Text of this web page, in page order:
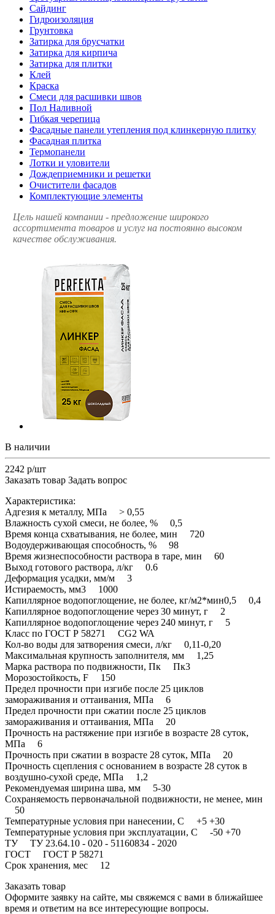
Сайдинг
Гидроизоляция
Грунтовка
Затирка для брусчатки
Затирка для кирпича
Затирка для плитки
Клей
Краска
Смеси для расшивки швов
Пол Наливной
Гибкая черепица
Фасадные панели утепления под клинкерную плитку
Фасадная плитка
Термопанели
Лотки и уловители
Дождеприемники и решетки
Очистители фасадов
Комплектующие элементы
Цель нашей компании - предложение широкого
ассортимента товаров и услуг на постоянно высоком
качестве обслуживания.
В наличии
2242 р/шт
Заказать товар Задать вопрос
Характеристика:
Адгезия к металлу, МПа > 0,55
Влажность сухой смеси, не более, % 0,5
Время конца схватывания, не более, мин 720
Водоудерживающая способность, % 98
Время жизнеспособности раствора в таре, мин 60
Выход готового раствора, л/кг 0.6
Деформация усадки, мм/м 3
Истираемость, мм3 1000
Капиллярное водопоглощение, не более, кг/м2*мин0,5 0,4
Капиллярное водопоглощение через 30 минут, г 2
Капиллярное водопоглощение через 240 минут, г 5
Класс по ГОСТ Р 58271 CG2 WA
Кол-во воды для затворения смеси, л/кг 0,11-0,20
Максимальная крупность заполнителя, мм 1,25
Марка раствора по подвижности, Пк Пк3
Морозостойкость, F 150
Предел прочности при изгибе после 25 циклов
замораживания и оттаивания, МПа 6
Предел прочности при сжатии после 25 циклов
замораживания и оттаивания, МПа 20
Прочность на растяжение при изгибе в возрасте 28 суток,
МПа 6
Прочность при сжатии в возрасте 28 суток, МПа 20
Прочность сцепления с основанием в возрасте 28 суток в
воздушно-сухой среде, МПа 1,2
Рекомендуемая ширина шва, мм 5-30
Сохраняемость первоначальной подвижности, не менее, мин
50
Температурные условия при нанесении, С +5 +30
Температурные условия при эксплуатации, С -50 +70
ТУ ТУ 23.64.10 - 020 - 51160834 - 2020
ГОСТ ГОСТ Р 58271
Срок хранения, мес 12
Заказать товар
Оформите заявку на сайте, мы свяжемся с вами в ближайшее
время и ответим на все интересующие вопросы.